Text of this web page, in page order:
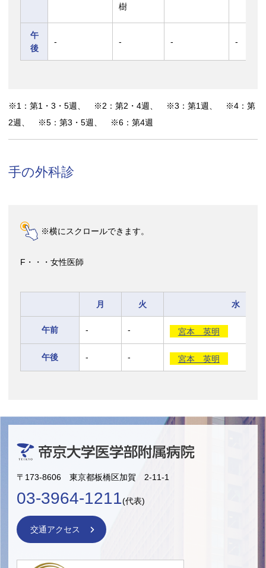
樹
午
後
- - - -
※1：第1・3・5週、 ※2：第2・4週、 ※3：第1週、 ※4：第
2週、 ※5：第3・5週、 ※6：第4週
手の外科診
※横にスクロールできます。
F・・・女性医師
月 火 水
午前 - - 宮本 英明
午後 - - 宮本 英明
〒173-8606 東京都板橋区加賀 2-11-1
03-3964-1211(代表)
交通アクセス